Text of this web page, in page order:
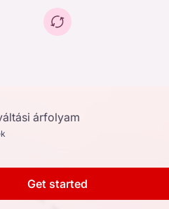
árfolyam
Get started